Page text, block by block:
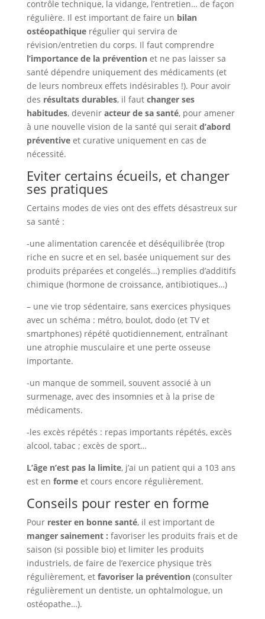
contrôle technique, la vidange, l’entretien… de façon
régulière. Il est important de faire un bilan
ostéopathiquerégulier qui servira de
révision/entretien du corps. Il faut comprendre
l’importance de la préventionet ne pas laisser sa
santé dépendre uniquement des médicaments (et
de leurs nombreux effets indésirables !). Pour avoir
des résultats durables, il faut changer ses
habitudes, devenir acteur de sa santé, pour amener
à une nouvelle vision de la santé qui serait d’abord
préventiveet curative uniquement en cas de
nécessité.
Eviter certains écueils, et changer
ses pratiques
Certains modes de vies ont des effets désastreux sur
sa santé :
-une alimentation carencée et déséquilibrée (trop
riche en sucre et en sel, basée uniquement sur des
produits préparées et congelés…) remplies d’additifs
chimique (hormone de croissance, antibiotiques…)
– une vie trop sédentaire, sans exercices physiques
avec un schéma : métro, boulot, dodo (et TV et
smartphones) répété quotidiennement, entraînant
une atrophie musculaire et une perte osseuse
importante.
-un manque de sommeil, souvent associé à un
surmenage, avec des insomnies et à la prise de
médicaments.
-les excès répétés : repas importants répétés, excès
alcool, tabac ; excès de sport…
L’âge n’est pas la limite, j’ai un patient qui a 103 ans
est en forme et cours encore régulièrement.
Conseils pour rester en forme
Pour rester en bonne santé, il est important de
manger sainement : favoriser les produits frais et de
saison (si possible bio) et limiter les produits
industriels, de faire de l’exercice physique très
régulièrement, et favoriser la prévention(consulter
régulièrement un dentiste, un ophtalmologue, un
ostéopathe…).